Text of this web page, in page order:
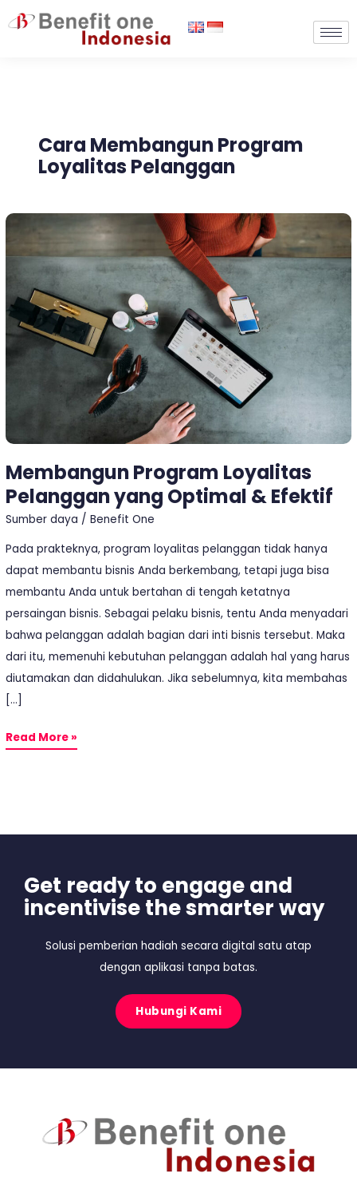
Lewati
ke
Cara Membangun Program
Loyalitas Pelanggan
Membangun Program Loyalitas
Pelanggan yang Optimal & Efektif
Sumber daya /Benefit One
Pada prakteknya, program loyalitas pelanggan tidak hanya
dapat membantu bisnis Anda berkembang, tetapi juga bisa
membantu Anda untuk bertahan di tengah ketatnya
persaingan bisnis. Sebagai pelaku bisnis, tentu Anda menyadari
bahwa pelanggan adalah bagian dari inti bisnis tersebut. Maka
dari itu, memenuhi kebutuhan pelanggan adalah hal yang harus
diutamakan dan didahulukan. Jika sebelumnya, kita membahas
[…]
Membangun
Program
Loyalitas
Pelanggan
yang
Optimal
Read More »
Get ready to engage and
incentivise the smarter way
Solusi pemberian hadiah secara digital satu atap
dengan aplikasi tanpa batas.
Hubungi Kami